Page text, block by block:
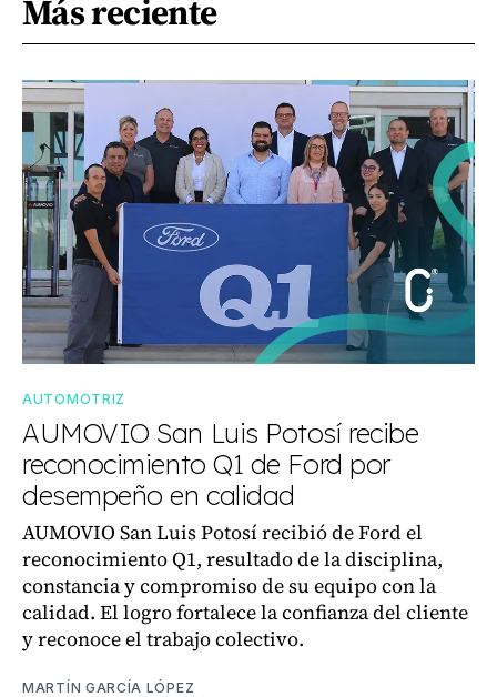
Más reciente
AUTOMOTRIZ
AUMOVIO San Luis Potosí recibe
reconocimiento Q1 de Ford por
desempeño en calidad
AUMOVIO San Luis Potosí recibió de Ford el
reconocimiento Q1, resultado de la disciplina,
constancia y compromiso de su equipo con la
calidad. El logro fortalece la confianza del cliente
y reconoce el trabajo colectivo.
MARTÍN GARCÍA LÓPEZ